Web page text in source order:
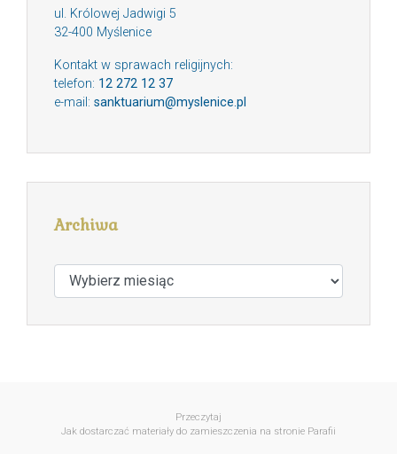
ul. Królowej Jadwigi 5
32-400 Myślenice
Kontakt w sprawach religijnych:
telefon: 12 272 12 37
e-mail: sanktuarium@myslenice.pl
Archiwa
Archiwa
Przeczytaj
Jak dostarczać materiały do zamieszczenia na stronie Parafii